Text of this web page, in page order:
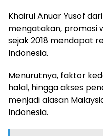
Khairul Anuar Yusof
mengatakan, promosi
sejak 2018 mendapat
Indonesia.
Menurutnya, faktor
halal, hingga akses
menjadi alasan
Indonesia.